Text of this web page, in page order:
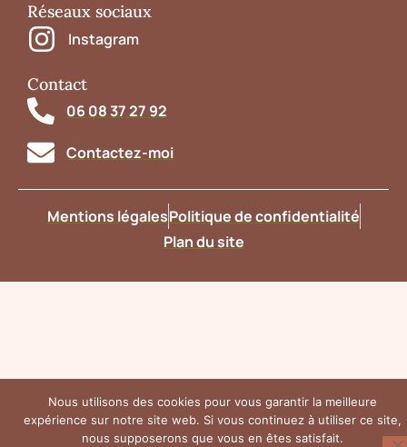
Réseaux sociaux
Instagram
Contact
06 08 37 27 92
Contactez-moi
Mentions légalesPolitique de confidentialité
Plan du site
Nous utilisons des cookies pour vous garantir la meilleure
expérience sur notre site web. Si vous continuez à utiliser ce site,
nous supposerons que vous en êtes satisfait.